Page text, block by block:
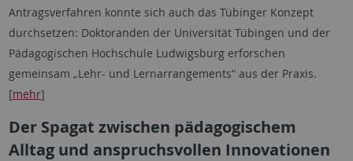
Antragsverfahren konnte sich auch das Tübinger Konzept
durchsetzen: Doktoranden der Universität Tübingen und der
Pädagogischen Hochschule Ludwigsburg erforschen
gemeinsam „Lehr- und Lernarrangements“ aus der Praxis.
[mehr]
Der Spagat zwischen pädagogischem
Alltag und anspruchsvollen Innovationen